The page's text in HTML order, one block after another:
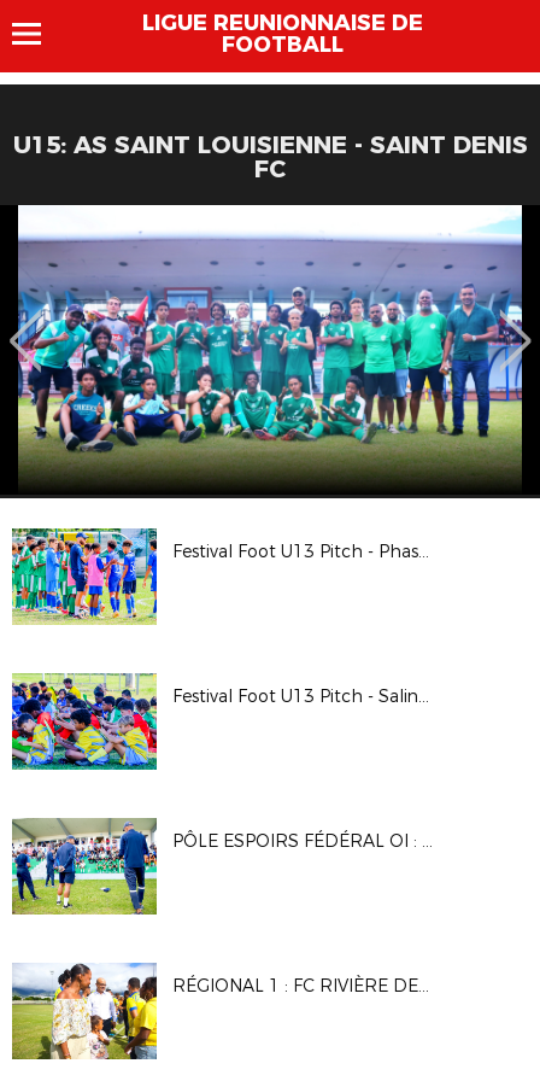
LIGUE REUNIONNAISE DE
FOOTBALL
U15: AS SAINT LOUISIENNE - SAINT DENIS
FC
Festival Foot U13 Pitch - Phase départementale Garçons
Festival Foot U13 Pitch - Saline les Bains
PÔLE ESPOIRS FÉDÉRAL OI : CONCOURS D'ENTRÉE - AVRIL 2025
RÉGIONAL 1 : FC RIVIÈRE DES GALETS - JS SAINT-PIERROISE (J1/2025)